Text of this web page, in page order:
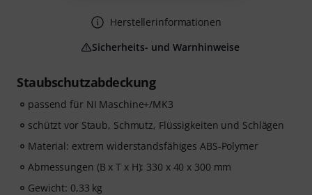
Staubschutzabdeckung
passend für NI Maschine+/MK3
schützt vor Staub, Schmutz, Flüssigkeiten und Schlägen
Material: extrem widerstandsfähiges ABS-Polymer
Abmessungen (B x T x H): 330 x 40 x 300 mm
Gewicht: 0,33 kg
Herstellerinformationen
Sicherheits- und Warnhinweise